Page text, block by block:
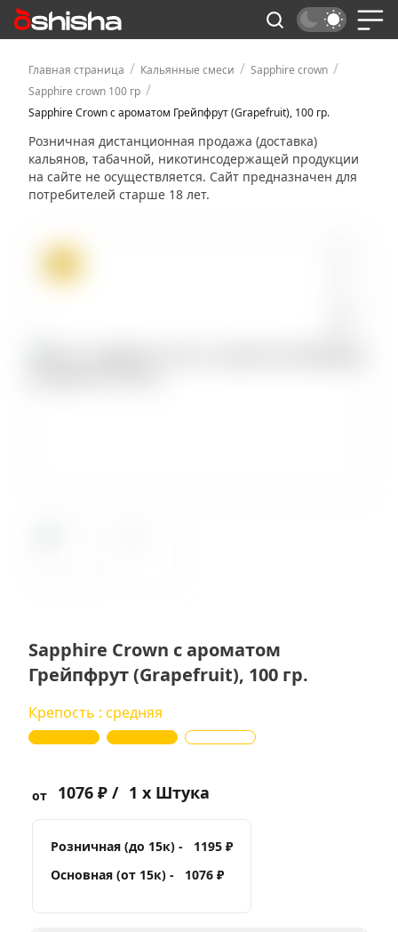
Главная страница / Кальянные смеси / Sapphire crown /
Sapphire crown 100 гр /
Sapphire Crown с ароматом Грейпфрут (Grapefruit), 100 гр.
Розничная дистанционная продажа (доставка)
кальянов, табачной, никотинсодержащей продукции
на сайте не осуществляется. Сайт предназначен для
потребителей старше 18 лет.
Sapphire Crown с ароматом
Грейпфрут (Grapefruit), 100 гр.
Крепость : средняя
от 1076 ₽ / 1 x Штука
Розничная (до 15к) -
1195 ₽
Основная (от 15к) -
1076 ₽